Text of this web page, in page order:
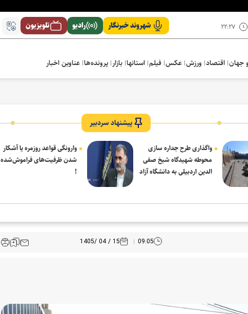
۲۲:۲۷ شهروند خبرنگار رادیو تلویزیون
جهان اقتصاد ورزش عکس فیلم استانها بازار پرونده‌ها عناوین اخبار
پیشنهاد سردبیر
واگذاری طرح جداره سازی
محوطه شهیدگاه شیخ صفی
الدین اردبیلی به دانشگاه آزاد
وارونگی قواعد روزمره یا آشکار
شدن ظرفیت‌های فراموش‌شده
!
09:05
15 / 04 /1405